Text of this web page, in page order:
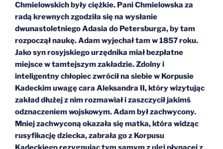
Chmielowskich były ciężkie. Pani Chmielowska za
radą krewnych zgodziła się na wysłanie
dwunastoletniego Adasia do Petersburga, by tam
rozpoczął naukę. Adam wyjechał tam w 1857 roku.
Jako syn rosyjskiego urzędnika miał bezpłatne
miejsce w tamtejszym zakładzie. Zdolny i
inteligentny chłopiec zwrócił na siebie w Korpusie
Kadeckim uwagę cara Aleksandra II, który wizytując
zakład dłużej z nim rozmawiał i zaszczycił jakimś
odznaczeniem wojskowym. Adam był zachwycony.
Mniej zachwyconą okazała się matka, która widząc
rusyfikację dziecka, zabrała go z Korpusu